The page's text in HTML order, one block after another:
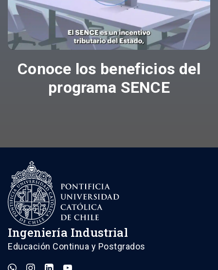
Conoce los beneficios del
programa SENCE
Ingeniería Industrial
Educación Continua y Postgrados